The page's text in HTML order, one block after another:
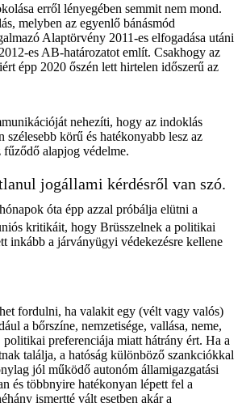
erről lényegében semmit nem mond.
melyben az egyenlő bánásmód
Alaptörvény 2011-es elfogadása utáni
es AB-határozatot említ. Csakhogy az
épp 2020 őszén lett hirtelen időszerű az
nehezíti, hogy az indoklás
szélesebb körű és hatékonyabb lesz az
alapjog védelme.
jogállami kérdésről van szó.
óta épp azzal próbálja elütni a
kritikáit, hogy Brüsszelnek a politikai
inkább a járványügyi védekezésre kellene
fordulni, ha valakit egy (vélt vagy valós)
a bőrszíne, nemzetisége, vallása, neme,
politikai preferenciája miatt hátrány ért. Ha a
találja, a hatóság különböző szankciókkal
jól működő autonóm államigazgatási
és többnyire hatékonyan lépett fel a
ismertté vált esetben akár a